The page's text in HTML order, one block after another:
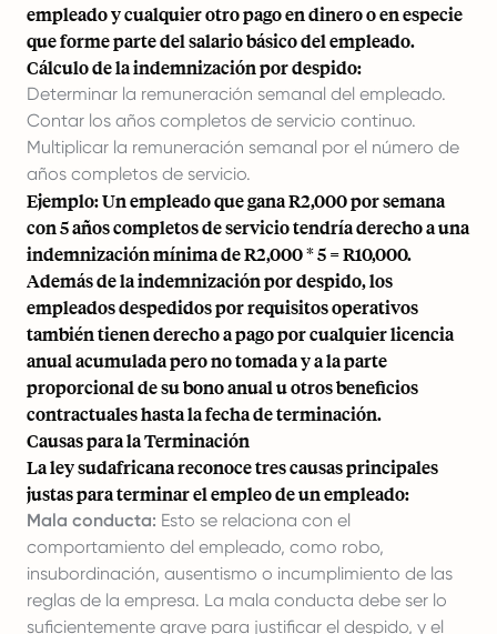
empleado y cualquier otro pago en dinero o en especie
que forme parte del salario básico del empleado.
Cálculo de la indemnización por despido:
Determinar la remuneración semanal del empleado.
Contar los años completos de servicio continuo.
Multiplicar la remuneración semanal por el número de
años completos de servicio.
Ejemplo: Un empleado que gana R2,000 por semana
con 5 años completos de servicio tendría derecho a una
indemnización mínima de R2,000 * 5 = R10,000.
Además de la indemnización por despido, los
empleados despedidos por requisitos operativos
también tienen derecho a pago por cualquier licencia
anual acumulada pero no tomada y a la parte
proporcional de su bono anual u otros beneficios
contractuales hasta la fecha de terminación.
Causas para la Terminación
La ley sudafricana reconoce tres causas principales
justas para terminar el empleo de un empleado:
Mala conducta: Esto se relaciona con el
comportamiento del empleado, como robo,
insubordinación, ausentismo o incumplimiento de las
reglas de la empresa. La mala conducta debe ser lo
suficientemente grave para justificar el despido, y el